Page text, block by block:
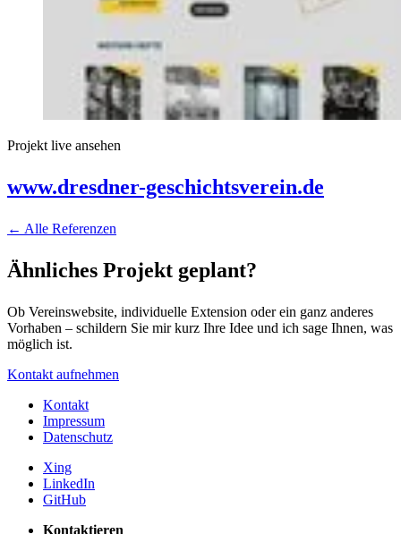
Projekt live ansehen
www.dresdner-geschichtsverein.de
← Alle Referenzen
Ähnliches Projekt geplant?
Ob Vereinswebsite, individuelle Extension oder ein ganz anderes
Vorhaben – schildern Sie mir kurz Ihre Idee und ich sage Ihnen, was
möglich ist.
Kontakt aufnehmen
Kontakt
Impressum
Datenschutz
Xing
LinkedIn
GitHub
Kontaktieren